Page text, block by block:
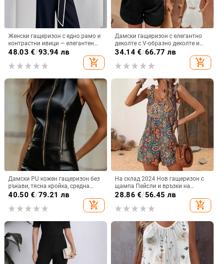
Женски гащеризон с едно рамо и
контрастни ивици — елегантен
стил, полиестер, висока талия,
48.03 €/93.94 лв
add_shopping_cart
Дамски гащеризон с елегантно
деколте с V-образно деколте и
ръкави за външна търговия,
елегантни, с елегантно деколте,
европейски и американски
34.14€/66.77 лв
add_shopping_cart
Дамски PU кожен гащеризон без
ръкави, тясна кройка, средна
талия
40.50 €/79.21 лв
add_shopping_cart
На склад 2024 Нов гащеризон с
щампа Пейсли и връзки на
раменете в Amazon, празничен
28.86 €/56.45 лв
add_shopping_cart